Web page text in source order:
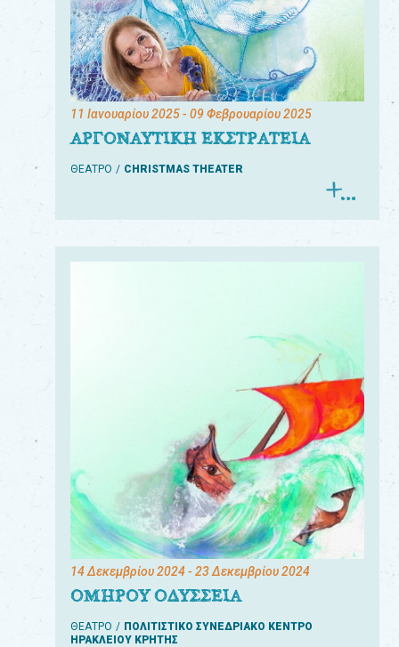
11 Ιανουαρίου 2025- 09 Φεβρουαρίου 2025
ΑΡΓΟΝΑΥΤΙΚΗ ΕΚΣΤΡΑΤΕΙΑ
ΘΕΑΤΡΟ CHRISTMAS THEATER
14 Δεκεμβρίου 2024- 23 Δεκεμβρίου 2024
ΟΜΗΡΟΥ ΟΔΥΣΣΕΙΑ
ΘΕΑΤΡΟ
ΠΟΛΙΤΙΣΤΙΚΟ ΣΥΝΕΔΡΙΑΚΟ ΚΕΝΤΡΟ
ΗΡΑΚΛΕΙΟΥ ΚΡΗΤΗΣ